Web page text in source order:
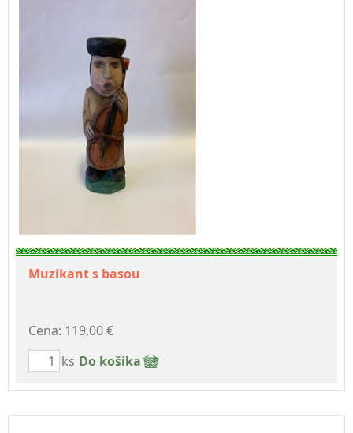
Muzikant s basou
Cena: 119,00 €
ks Do košíka